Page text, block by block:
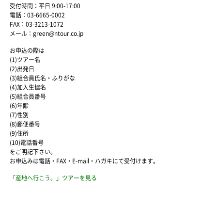
受付時間：平日 9:00-17:00
電話：03-6665-0002
FAX：03-3213-1072
メール：green@ntour.co.jp
お申込の際は
(1)ツアー名
(2)出発日
(3)組合員氏名・ふりがな
(4)加入生協名
(5)組合員番号
(6)年齢
(7)性別
(8)郵便番号
(9)住所
(10)電話番号
をご明記下さい。
お申込みは電話・FAX・E-mail・ハガキにて受付けます。
「産地へ行こう。」ツアーを見る